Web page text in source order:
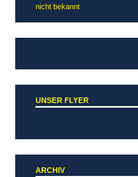
nicht bekannt
UNSER FLYER
ARCHIV